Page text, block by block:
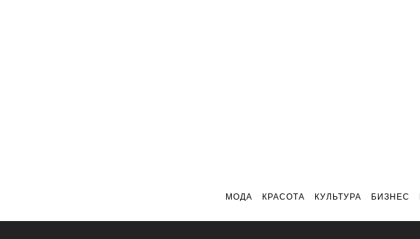
МОДА КРАСОТА КУЛЬТУРА БИЗНЕС